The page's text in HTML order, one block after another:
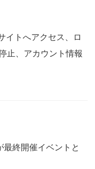
イトへアクセス、ロ
止、アカウント情報
最終開催イベントと